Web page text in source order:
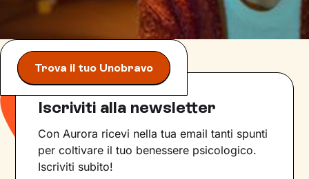
Trova il tuo Unobravo
Iscriviti alla newsletter
Con Aurora ricevi nella tua email tanti spunti
per coltivare il tuo benessere psicologico.
Iscriviti subito!